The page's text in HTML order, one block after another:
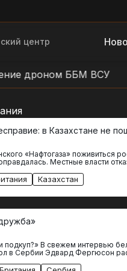
центр
дроном ББМ ВСУ
в Казахстане не
«Нафтогаза» поживиться
Местные власти
Казахстан
подкуп?» В свежем интервью
в Сербии Эдвард Фергюсон
Как Запад
из Средней Азии в
01.10.2024
В последние два
за несколько
Россия